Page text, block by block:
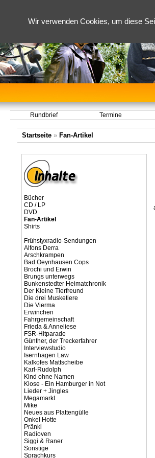
Wir verwenden Cookies, um diese
Rundbrief Termine
Startseite » Fan-Artikel
Bücher
CD / LP
DVD
Fan-Artikel
Shirts
Frühstyxradio-Sendungen
Alfons Derra
Arschkrampen
Bad Oeynhausen Cops
Brochi und Erwin
Brungs unterwegs
Bunkenstedter Heimatchronik
Der Kleine Tierfreund
Die drei Musketiere
Die Vierma
Erwinchen
Fahrgemeinschaft
Frieda & Anneliese
FSR-Hitparade
Günther, der Treckerfahrer
Interviewstudio
Isernhagen Law
Kalkofes Mattscheibe
Karl-Rudolph
Kind ohne Namen
Klose - Ein Hamburger in Not
Lieder + Jingles
Megamarkt
Mike
Neues aus Plattengülle
Onkel Hotte
Pränki
Radioven
Siggi & Raner
Sonstige
Sprachkurs